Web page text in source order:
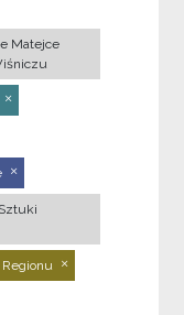
Matejce